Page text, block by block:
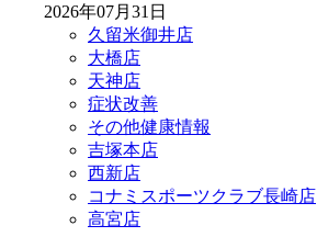
2026年07月31日
久留米御井店
大橋店
天神店
症状改善
その他健康情報
吉塚本店
西新店
コナミスポーツクラブ長崎店
高宮店